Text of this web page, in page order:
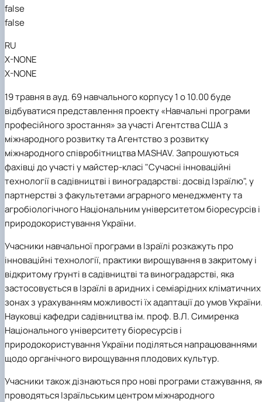
факультету
Рада аспірантів агробіологічного
факультету
Сенат студентської організації
агробіологічного факультету
Рада молодих вчених НДІ рослинництва та
ґрунтознавства агробіологічного факульт…
false
false
RU
X-NONE
X-NONE
19 травня в ауд. 69 навчального корпусу 1 о 10.00 буде
відбуватися представленняпроекту «Навчальні програми
професійного зростання» за участі Агентства США з
міжнародного розвитку та Агентство з розвитку
міжнародного співробітництва MASHAV. Запрошуються
фахівці до участі у майстер-класі "Сучасні інноваційні
технології в садівництві і виноградарстві: досвід Ізраїлю", у
партнерстві з факультетами аграрного менеджменту та
агробіологічного Національним університетом біоресурсів і
природокористування України.
Учасники навчальної програми в Ізраїлі розкажуть про
інноваційні технології, практики вирощування в закритому і
відкритому ґрунті в садівництві та виноградарстві, яка
застосовується в Ізраїлі в аридних і семіарідних кліматичних
зонах з урахуванням можливості їх адаптації до умов
Науковці кафедри садівництва ім. проф. В.Л. Симиренка
Національного університету біоресурсів і
природокористування України поділяться напрацюваннями
щодо органічного вирощування плодових культур.
Учасники також дізнаються про нові програми стажування,
проводяться Ізраїльським центром міжнародного